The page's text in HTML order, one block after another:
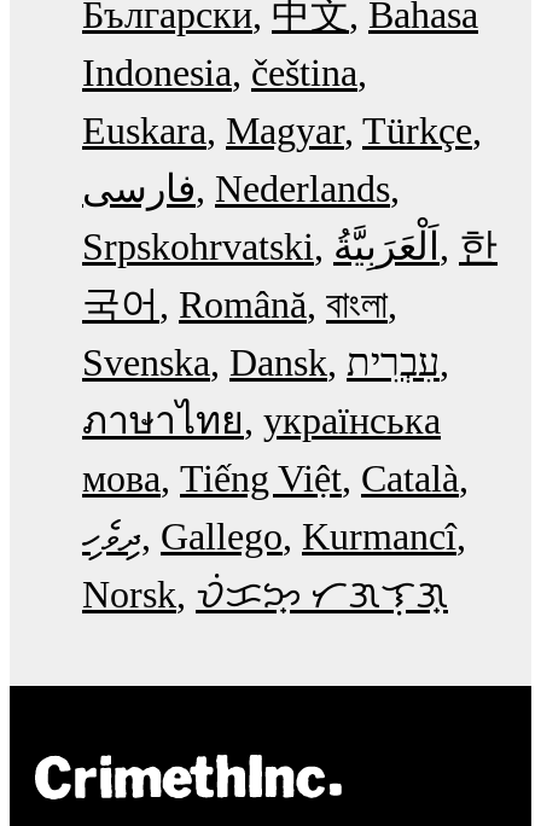
Български 中文 Bahasa
Indonesia čeština
Euskara Magyar Türkçe
فارسی Nederlands
Srpskohrvatski
한
국어
Română বাংলা
Svenska Dansk עִבְרִית
ภาษาไทย українська
мова Tiếng Việt Català
ދިވެހި Gallego Kurmancî
Norsk ᜏᜒᜃᜅ᜔ ᜆᜄᜎᜓᜄ᜔